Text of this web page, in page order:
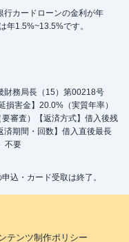
カードローンの金利が年
年1.5%~13.5%です。
財務局長（15）第00218号
損害金】20.0%（実質年率）
審査）【返済方式】借入後残
済期間・回数】借入直後最長
不要
込・カード受取は終了。
テンツ制作ポリシー